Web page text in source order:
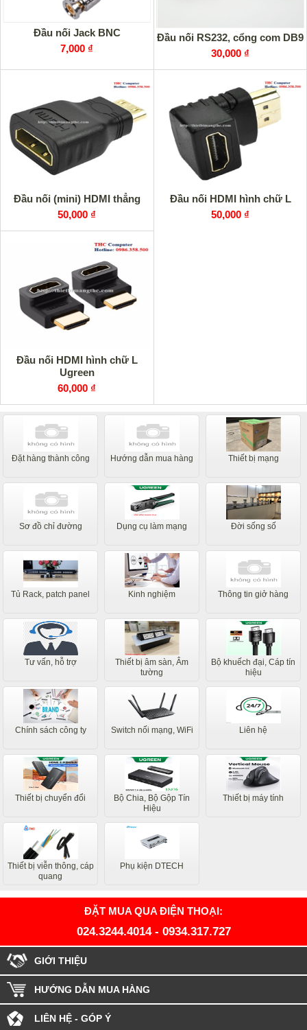
Đầu nối Jack BNC
7,000 ₫
Đầu nối RS232, cổng com DB9
30,000 ₫
Đầu nối (mini) HDMI thẳng
50,000 ₫
Đầu nối HDMI hình chữ L
50,000 ₫
Đầu nối HDMI hình chữ L
Ugreen
60,000 ₫
Đặt hàng thành công Hướng dẫn mua hàng Thiết bị mạng
Sơ đồ chỉ đường Dụng cụ làm mạng Đời sống số
Tủ Rack, patch panel Kinh nghiệm Thông tin giở hàng
Tư vấn, hỗ trợ
Thiết bị âm sàn, Âm
tường
Bộ khuếch đại, Cáp tín
hiệu
Chính sách công ty Switch nối mạng, WiFi Liên hệ
Thiết bị chuyển đổi
Bộ Chia, Bộ Gộp Tín
Hiệu
Thiết bị máy tính
Thiết bị viễn thông, cáp
quang
Phụ kiện DTECH
ĐẶT MUA QUA ĐIỆN THOẠI:
024.3244.4014- 0934.317.727
GIỚI THIỆU
HƯỚNG DẪN MUA HÀNG
LIÊN HỆ - GÓP Ý